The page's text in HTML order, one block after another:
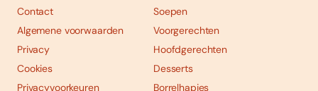
Contact
Algemene voorwaarden
Privacy
Cookies
Privacyvoorkeuren
Soepen
Voorgerechten
Hoofdgerechten
Desserts
Borrelhapjes